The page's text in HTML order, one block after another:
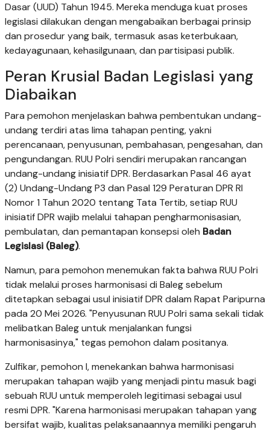
Dasar (UUD) Tahun 1945. Mereka menduga kuat proses
legislasi dilakukan dengan mengabaikan berbagai prinsip
dan prosedur yang baik, termasuk asas keterbukaan,
kedayagunaan, kehasilgunaan, dan partisipasi publik.
Peran Krusial Badan Legislasi yang
Diabaikan
Para pemohon menjelaskan bahwa pembentukan undang-
undang terdiri atas lima tahapan penting, yakni
perencanaan, penyusunan, pembahasan, pengesahan, dan
pengundangan. RUU Polri sendiri merupakan rancangan
undang-undang inisiatif DPR. Berdasarkan Pasal 46 ayat
(2) Undang-Undang P3 dan Pasal 129 Peraturan DPR RI
Nomor 1 Tahun 2020 tentang Tata Tertib, setiap RUU
inisiatif DPR wajib melalui tahapan pengharmonisasian,
pembulatan, dan pemantapan konsepsi oleh Badan
Legislasi (Baleg).
Namun, para pemohon menemukan fakta bahwa RUU Polri
tidak melalui proses harmonisasi di Baleg sebelum
ditetapkan sebagai usul inisiatif DPR dalam Rapat Paripurna
pada 20 Mei 2026. "Penyusunan RUU Polri sama sekali tidak
melibatkan Baleg untuk menjalankan fungsi
harmonisasinya," tegas pemohon dalam positanya.
Zulfikar, pemohon I, menekankan bahwa harmonisasi
merupakan tahapan wajib yang menjadi pintu masuk bagi
sebuah RUU untuk memperoleh legitimasi sebagai usul
resmi DPR. "Karena harmonisasi merupakan tahapan yang
bersifat wajib, kualitas pelaksanaannya memiliki pengaruh